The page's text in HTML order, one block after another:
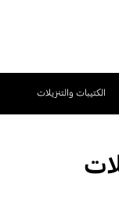
الكتيبات والتنزيلات